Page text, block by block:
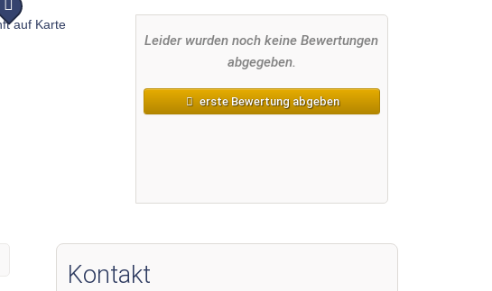
Leider wurden noch keine Bewertungen
abgegeben.
erste Bewertung abgeben
Kontakt